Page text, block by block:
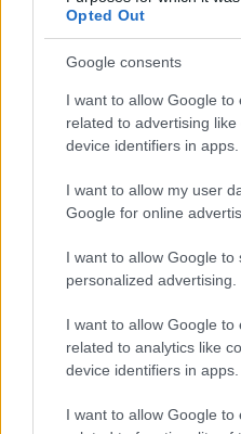
Opted Out
Google consents
I want to allow Google to
related to advertising
device identifiers in apps.
I want to allow my user
Google for online
I want to allow Google to
personalized advertising.
I want to allow Google to
related to analytics like
device identifiers in apps.
I want to allow Google to
Rossi: a vb-kudarc fáj, de
A magyar labdarúgó-válogatott